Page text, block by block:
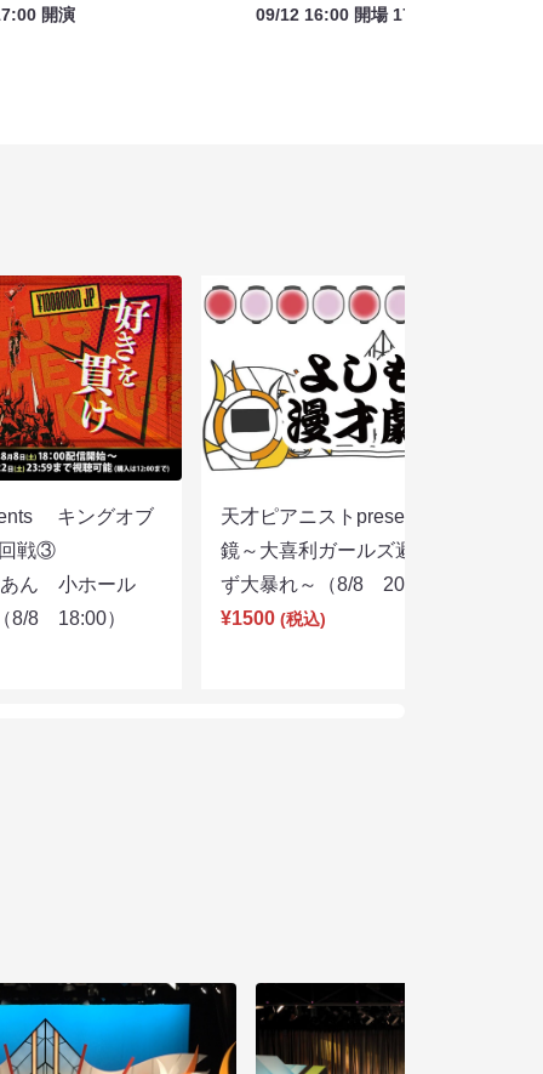
開演 09/12 16:00 開場 17:00 開演
キングオブ
回戦③
あん 小ホール
8/8 18:00）
天才ピアニストpresentsすっぴん眼
鏡～大喜利ガールズ避暑地を目指さ
ず大暴れ～（8/8 20:45）
¥1500 (税込)